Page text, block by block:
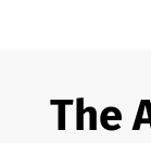
The